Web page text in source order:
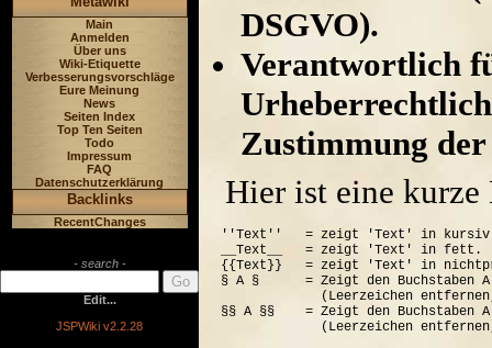
Main
Anmelden
Über uns
Wiki-Etiquette
Verbesserungsvorschläge
Eure Meinung
News
Seiten Index
Top Ten Seiten
Todo
Impressum
FAQ
Datenschutzerklärung
Backlinks
RecentChanges
- search -
Edit...
JSPWiki v2.2.28
DSGVO).
Verantwortlich
Zustimmung
Hier ist eine
''Text''   = zeigt 'Text' in
__Text__   = zeigt 'Text' in fett.
{{Text}}   = zeigt 'Text' in
§ A §      = Zeigt den Buchstaben
(Leerzeichen
§§ A §§    = Zeigt den Buchstaben
(Leerzeichen